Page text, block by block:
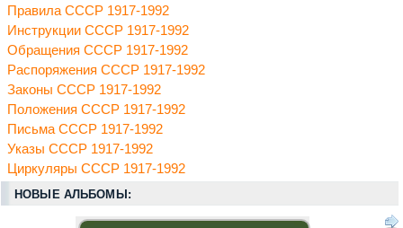
Правила СССР 1917-1992
Инструкции СССР 1917-1992
Обращения СССР 1917-1992
Распоряжения СССР 1917-1992
Законы СССР 1917-1992
Положения СССР 1917-1992
Письма СССР 1917-1992
Указы СССР 1917-1992
Циркуляры СССР 1917-1992
НОВЫЕ АЛЬБОМЫ: